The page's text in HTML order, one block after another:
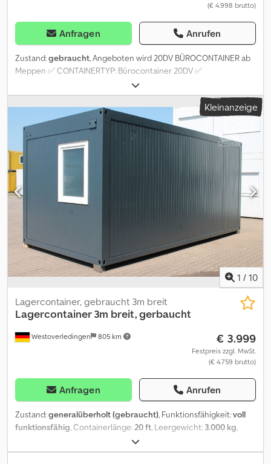
(€ 4.998 brutto)
Anfragen Anrufen
Zustand:gebraucht, Angeboten wird 20DV BÜROCONTAINER ab
Meppen ✅ CONTAINERTYP: Bürocontainer 20DV ✅
AUSLIEFERUNGSZUSTAND: gebraucht, wind- und wasserdicht,
ohne Equipment Dcsdpfx Ajzq Dpbeiksk Container verfügt über
Elektrik und Heizung, Eingangstür ist an der kurzen Seite. Laminat
kann verlegt werden. Originalbilder. ✅ ABMESSUNGEN LxBxH:
6058x 2990x 2800. ✅ TRANSPORT: Sie können uns Ihre PLZ
mitteilen, damit wir Ihnen ein kostenloses und unverbindliches
Angebot über Container inkl. Lieferung und falls notwendig auch
Abladen vom LKW erstellen. ✅VIELFALT: Ausserdem finden Sie bei
uns Seecontainer aller gängigen Größen (20DV, 40DV, 20HC,
40HC...) und für jeden Bedarf. Ob als Lager, Bauprojekte,
logistische Lösungen oder Seetransport. Wir freuen uns auf Ihre
Kleinanzeige
1 / 10
Westoverledingen 805 km
Lagercontainer, gebraucht 3m breit
Lagercontainer 3m breit, gerbaucht
€ 3.999
Festpreis zzgl. MwSt.
(€ 4.759 brutto)
Anfragen Anrufen
Zustand:generalüberholt (gebraucht), Funktionsfähigkeit:voll
funktionsfähig, Containerlänge:20 ft, Leergewicht: 3.000 kg,
, 20 ft. gebrauchte Bürocontainer 3m
breit mehrfach vorhanden. Dcedozrt Shopfx Aiksk Isolierung: